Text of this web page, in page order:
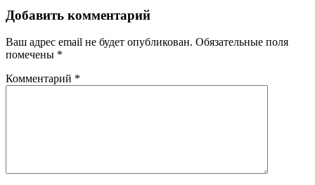
Добавить комментарий
Ваш адрес email не будет опубликован. Обязательные поля
помечены *
Комментарий *